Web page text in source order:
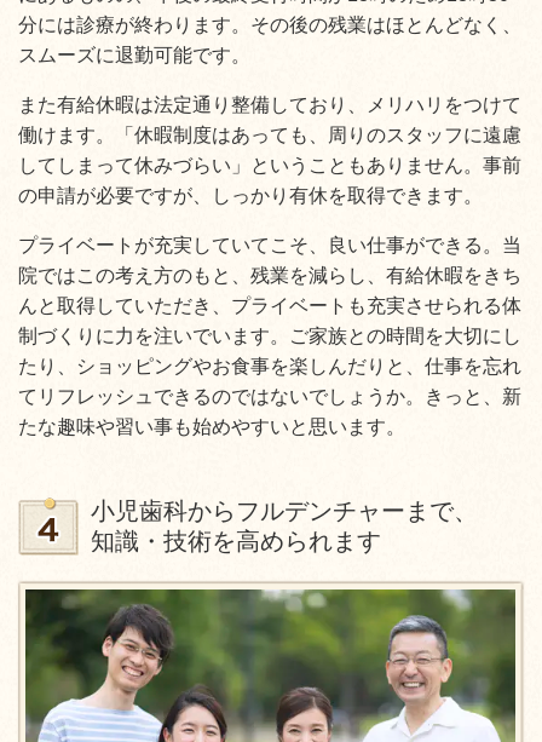
分には診療が終わります。その後の残業はほとんどなく、
スムーズに退勤可能です。
また有給休暇は法定通り整備しており、メリハリをつけて
働けます。「休暇制度はあっても、周りのスタッフに遠慮
してしまって休みづらい」ということもありません。事前
の申請が必要ですが、しっかり有休を取得できます。
プライベートが充実していてこそ、良い仕事ができる。当
院ではこの考え方のもと、残業を減らし、有給休暇をきち
んと取得していただき、プライベートも充実させられる体
制づくりに力を注いでいます。ご家族との時間を大切にし
たり、ショッピングやお食事を楽しんだりと、仕事を忘れ
てリフレッシュできるのではないでしょうか。きっと、新
たな趣味や習い事も始めやすいと思います。
小児歯科からフルデンチャーまで、
知識・技術を高められます